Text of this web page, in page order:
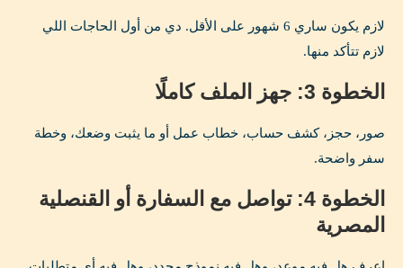
لازم يكون ساري 6 شهور على الأقل. دي من أول الحاجات اللي
لازم تتأكد منها.
الخطوة 3: جهز الملف كاملًا
صور، حجز، كشف حساب، خطاب عمل أو ما يثبت وضعك، وخطة
سفر واضحة.
الخطوة 4: تواصل مع السفارة أو القنصلية
المصرية